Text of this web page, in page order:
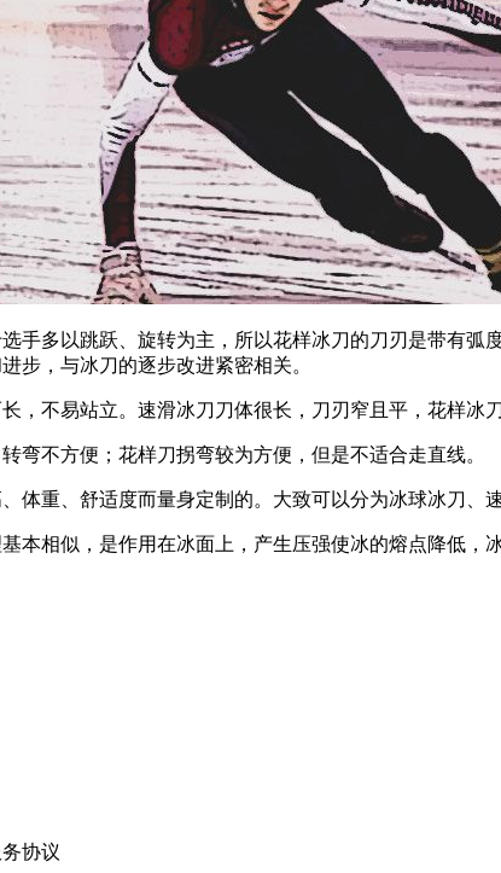
手多以跳跃、旋转为主，所以花样冰刀的刀刃是带有
步，与冰刀的逐步改进紧密相关。
，不易站立。速滑冰刀刀体很长，刀刃窄且平，花样冰
弯不方便；花样刀拐弯较为方便，但是不适合走直线。
体重、舒适度而量身定制的。大致可以分为冰球冰刀、
本相似，是作用在冰面上，产生压强使冰的熔点降低
协议